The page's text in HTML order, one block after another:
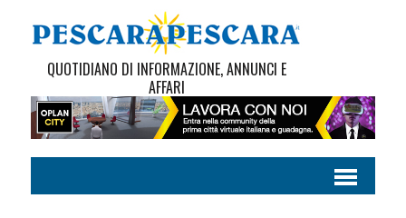
QUOTIDIANO DI INFORMAZIONE, ANNUNCI E
AFFARI